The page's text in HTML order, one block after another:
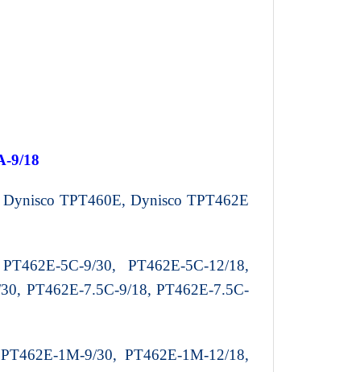
9/18
TPT460E, Dynisco TPT462E
5C-9/30, PT462E-5C-12/18,
PT462E-7.5C-9/18, PT462E-7.5C-
1M-9/30, PT462E-1M-12/18,